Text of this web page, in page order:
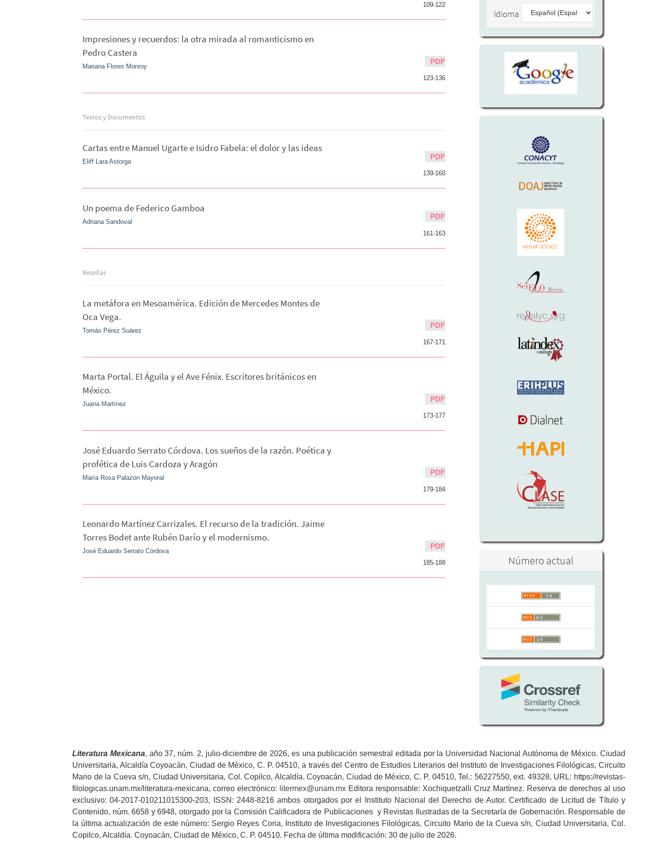
109-122
Impresiones y recuerdos: la otra mirada al romanticismo en
Pedro Castera
Mariana Flores Monroy
123-136
PDF
Textos y Documentos
Cartas entre Manuel Ugarte e Isidro Fabela: el dolor y las ideas
Eliff Lara Astorga
139-160
PDF
Un poema de Federico Gamboa
Adriana Sandoval
161-163
PDF
Reseñas
La metáfora en Mesoamérica. Edición de Mercedes Montes de
Oca Vega.
Tomás Pérez Suárez
167-171
PDF
Marta Portal. El Águila y el Ave Fénix. Escritores británicos en
México.
Juana Martínez
173-177
PDF
José Eduardo Serrato Córdova. Los sueños de la razón. Poética y
profética de Luis Cardoza y Aragón
María Rosa Palazón Mayoral
179-184
PDF
Leonardo Martínez Carrizales. El recurso de la tradición. Jaime
Torres Bodet ante Rubén Darío y el modernismo.
José Eduardo Serrato Córdova
185-188
PDF
Idioma
Número actual
Literatura Mexicana, año 37, núm. 2, julio-diciembre de 2026, es una publicación semestral editada por la Universidad Nacional Autónoma de México. Ciudad
Universitaria, Alcaldía Coyoacán, Ciudad de México, C. P. 04510, a través del Centro de Estudios Literarios del Instituto de Investigaciones Filológicas, Circuito
Mario de la Cueva s/n, Ciudad Universitaria, Col. Copilco, Alcaldía. Coyoacán, Ciudad de México, C. P. 04510, Tel.: 56227550, ext. 49328, URL: https://revistas-
filologicas.unam.mx/literatura-mexicana, correo electrónico:
litermex@unam.mx Editora responsable: Xochiquetzalli Cruz Martínez. Reserva de derechos al uso
exclusivo: 04-2017-010211015300-203, ISSN: 2448-8216 ambos otorgados por el Instituto Nacional del Derecho de Autor. Certificado de Licitud de Título y
Contenido, núm. 6658 y 6948, otorgado por la Comisión Calificadora de Publicaciones y Revistas Ilustradas de la Secretaría de Gobernación. Responsable de
la última actualización de este número: Sergio Reyes Coria, Instituto de Investigaciones Filológicas, Circuito Mario de la Cueva s/n, Ciudad Universitaria, Col.
Copilco, Alcaldía. Coyoacán, Ciudad de México, C. P. 04510. Fecha de última modificación: 30 de julio de 2026.